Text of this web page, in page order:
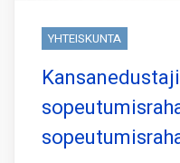
YHTEISKUNTA